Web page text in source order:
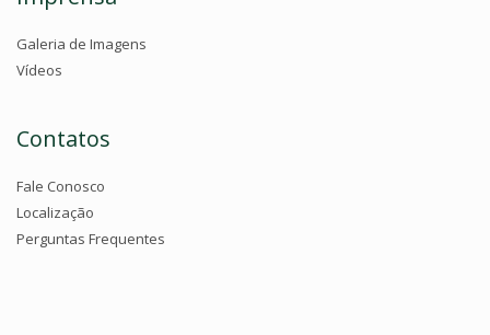
Galeria de Imagens
Vídeos
Contatos
Fale Conosco
Localização
Perguntas Frequentes